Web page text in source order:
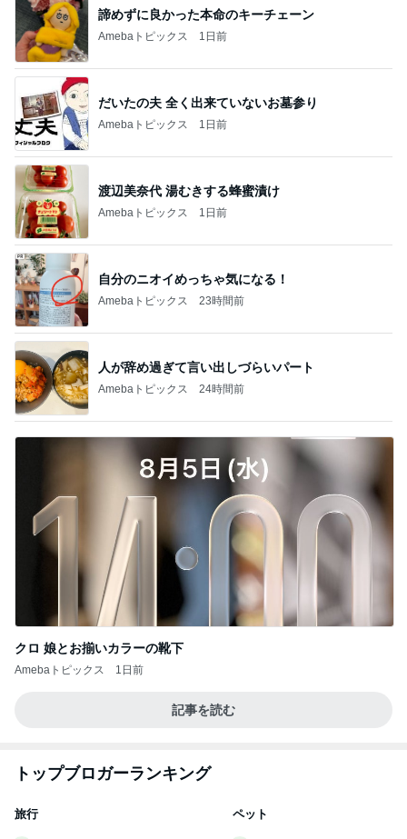
諦めずに良かった本命のキーチェーン
Amebaトピックス 1日前
だいたの夫 全く出来ていないお墓参り
Amebaトピックス 1日前
渡辺美奈代 湯むきする蜂蜜漬け
Amebaトピックス 1日前
自分のニオイめっちゃ気になる！
Amebaトピックス 23時間前
人が辞め過ぎて言い出しづらいパート
Amebaトピックス 24時間前
クロ 娘とお揃いカラーの靴下
Amebaトピックス 1日前
記事を読む
トップブロガーランキング
旅行 ペット